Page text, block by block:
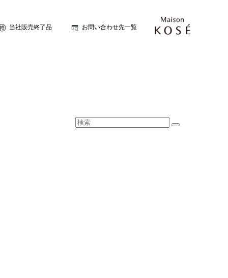
当社販売終了品 お問い合わせ先一覧